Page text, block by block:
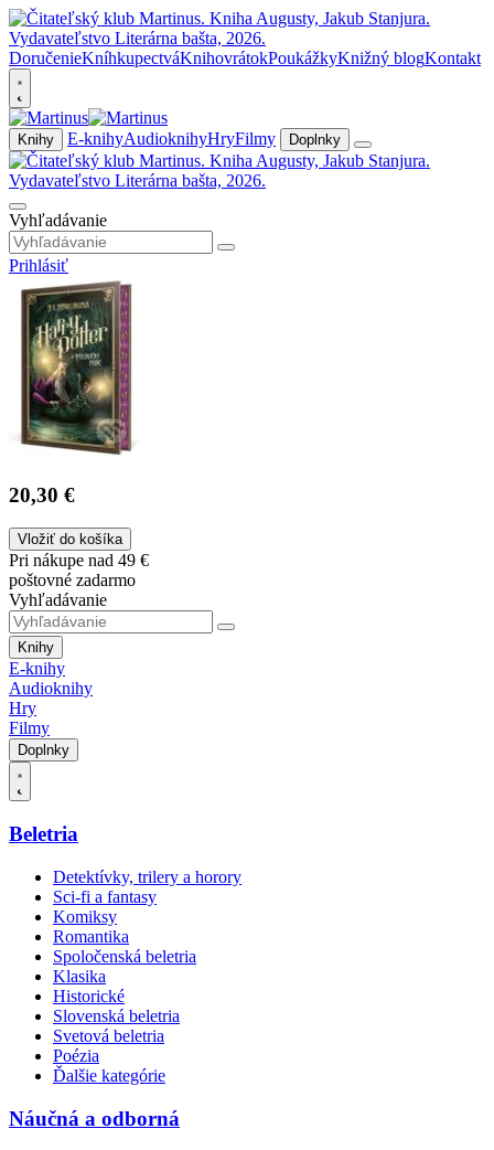
DoručenieKníhkupectváKnihovrátokPoukážkyKnižný blogKontakt
Knihy E-knihyAudioknihyHryFilmy Doplnky
Vyhľadávanie
Prihlásiť
20,30 €
Vložiť do košíka
Pri nákupe nad 49 €
poštovné zadarmo
Vyhľadávanie
Knihy
E-knihy
Audioknihy
Hry
Filmy
Doplnky
Beletria
Detektívky, trilery a horory
Sci-fi a fantasy
Komiksy
Romantika
Spoločenská beletria
Klasika
Historické
Slovenská beletria
Svetová beletria
Poézia
Ďalšie kategórie
Náučná a odborná